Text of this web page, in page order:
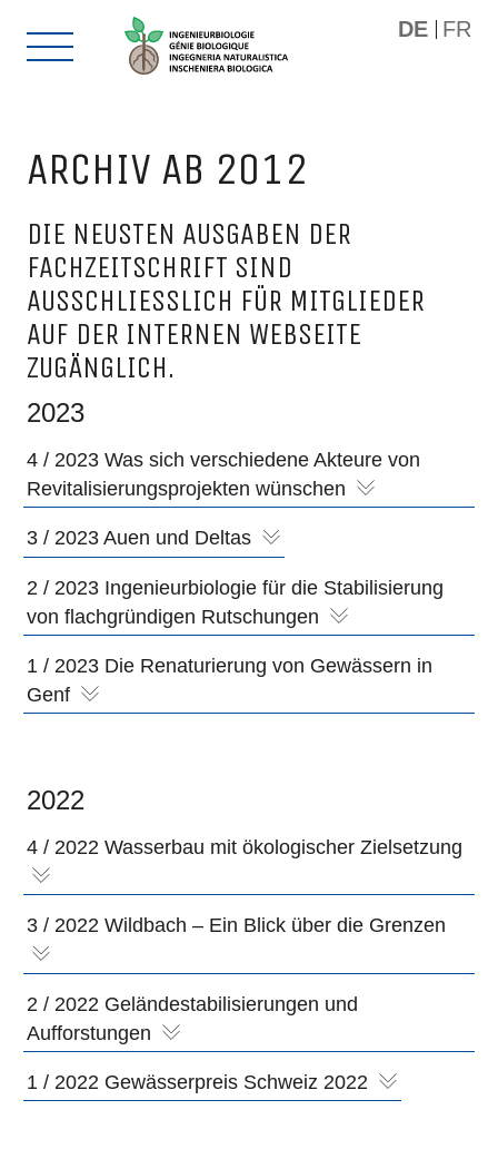
DE FR
ARCHIV AB 2012
DIE NEUSTEN AUSGABEN DER
FACHZEITSCHRIFT SIND
AUSSCHLIESSLICH FÜR MITGLIEDER
AUF DER INTERNEN WEBSEITE
ZUGÄNGLICH.
2023
4 / 2023 Was sich verschiedene Akteure von
Revitalisierungsprojekten wünschen
3 / 2023 Auen und Deltas
2 / 2023 Ingenieurbiologie für die Stabilisierung
von flachgründigen Rutschungen
1 / 2023 Die Renaturierung von Gewässern in
Genf
2022
4 / 2022 Wasserbau mit ökologischer Zielsetzung
3 / 2022 Wildbach – Ein Blick über die Grenzen
2 / 2022 Geländestabilisierungen und
Aufforstungen
1 / 2022 Gewässerpreis Schweiz 2022